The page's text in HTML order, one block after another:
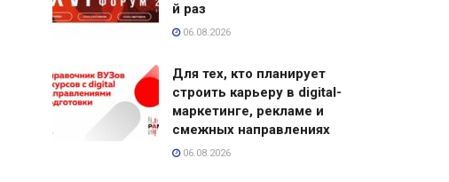
й раз
06.08.2026
Для тех, кто планирует
строить карьеру в digital-
маркетинге, рекламе и
смежных направлениях
06.08.2026